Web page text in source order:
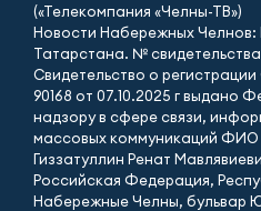
(«Телекомпания «Челны-ТВ»)
Новости Набережных Челнов:
Татарстана. №
Свидетельство о
90168 от 07.10.2025 г выдано
надзору в сфере связи,
массовых коммуникаций ФИО
Гиззатуллин Ренат
Российская Федерация,
Набережные Челны, бульвар